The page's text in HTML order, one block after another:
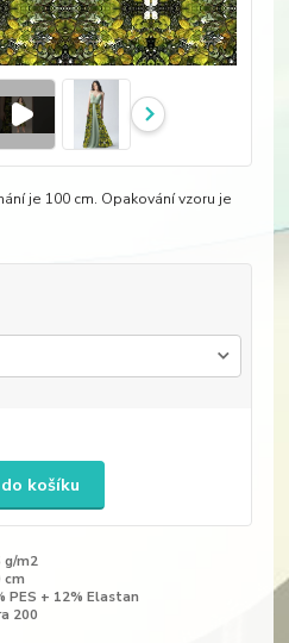
je 100 cm. Opakování vzoru je
košíku
g/m2
cm
PES + 12% Elastan
200